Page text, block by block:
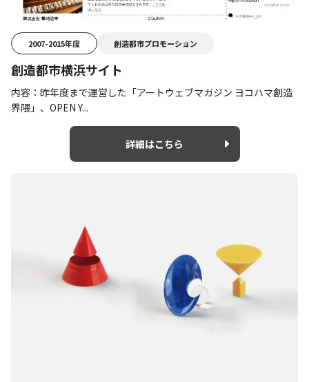
2007-2015年度 創造都市プロモーション
創造都市横浜サイト
内容：昨年度まで運営した「アートウェブマガジン ヨコハマ創造
界隈」、OPEN Y...
詳細はこちら